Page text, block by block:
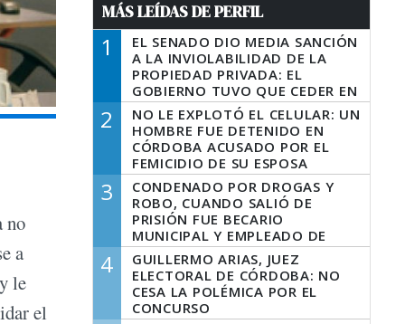
no
a
le
el
MÁS LEÍDAS DE PERFIL
1
EL SENADO DIO MEDIA SANCIÓN
A LA INVIOLABILIDAD DE LA
PROPIEDAD PRIVADA: EL
GOBIERNO TUVO QUE CEDER EN
LA LEY DEL MANEJO DEL FUEGO
2
NO LE EXPLOTÓ EL CELULAR: UN
HOMBRE FUE DETENIDO EN
CÓRDOBA ACUSADO POR EL
FEMICIDIO DE SU ESPOSA
3
CONDENADO POR DROGAS Y
ROBO, CUANDO SALIÓ DE
PRISIÓN FUE BECARIO
MUNICIPAL Y EMPLEADO DE
SENAF
4
GUILLERMO ARIAS, JUEZ
ELECTORAL DE CÓRDOBA: NO
CESA LA POLÉMICA POR EL
CONCURSO